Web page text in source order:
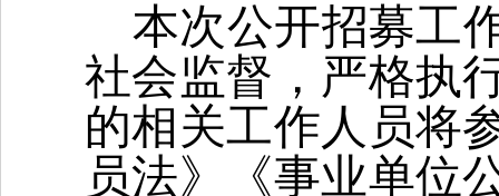
本次公开招募工
社会监督，严格执
的相关工作人员将
员法》《事业单位